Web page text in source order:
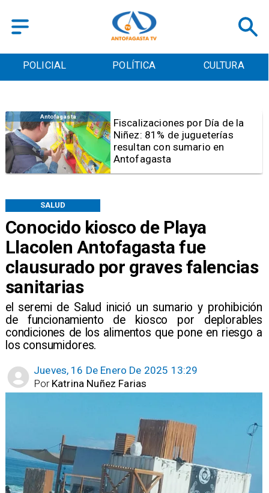
POLICIAL POLÍTICA CULTURA
Conocido kiosco de Playa
Llacolen Antofagasta fue
clausurado por graves falencias
sanitarias
el seremi de Salud inició un sumario y prohibición
de funcionamiento de kiosco por deplorables
condiciones de los alimentos que pone en riesgo a
los consumidores.
SALUD
Jueves, 16 De Enero De 2025 13:29
Katrina Nuñez Farias
Por
Antofagasta
Tribunal frena opción de pena
mixta para Karen Rojo por ahora